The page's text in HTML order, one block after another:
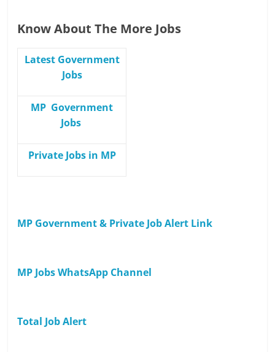
Know About The More Jobs
Latest Government
Jobs
MP Government
Jobs
Private Jobs in MP
MP Government & Private Job Alert Link
MP Jobs WhatsApp Channel
Total Job Alert